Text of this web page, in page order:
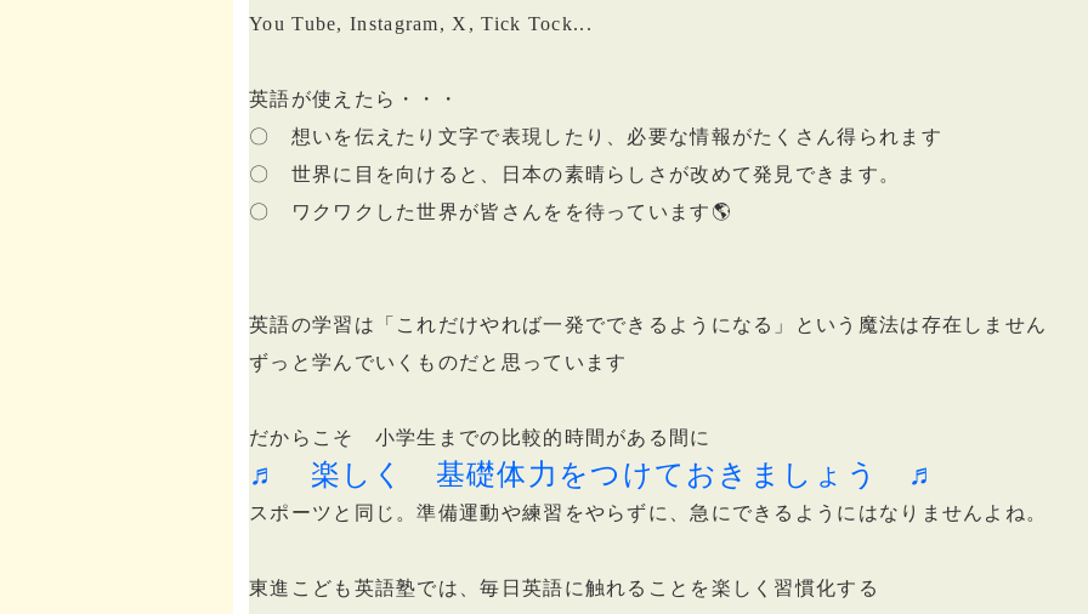
You Tube, Instagram, X, Tick Tock...
英語が使えたら・・・
〇 想いを伝えたり文字で表現したり、必要な情報がたくさん得られます
〇 世界に目を向けると、日本の素晴らしさが改めて発見できます。
〇 ワクワクした世界が皆さんをを待っています🌎
英語の学習は「これだけやれば一発でできるようになる」という魔法は存在しません
ずっと学んでいくものだと思っています
だからこそ 小学生までの比較的時間がある間に
♬ 楽しく 基礎体力をつけておきましょう ♬
スポーツと同じ。準備運動や練習をやらずに、急にできるようにはなりませんよね。
東進こども英語塾では、毎日英語に触れることを楽しく習慣化する